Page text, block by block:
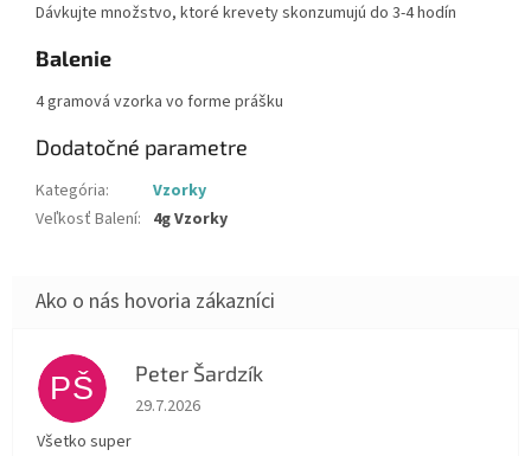
Dávkujte množstvo, ktoré krevety skonzumujú do 3-4 hodín
Balenie
4 gramová vzorka vo forme prášku
Dodatočné parametre
Kategória:
Vzorky
Veľkosť Balení: 4g Vzorky
PŠ Peter Šardzík
Hodnotenie obchodu je 5 z 5 hviezdičiek.
29.7.2026
Všetko super